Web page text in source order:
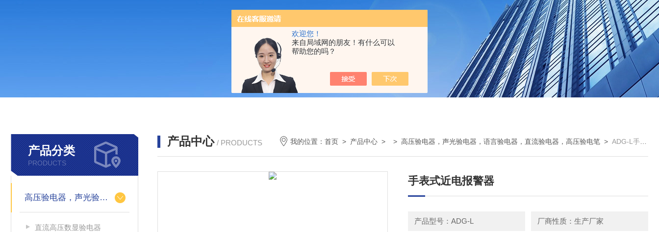
欢迎您！
来自局域网的朋友！有什么可以
帮助您的吗？
产品分类
PRODUCTS
高压验电器，声光验电器，语言验电器，直流验电器，高压验电笔
直流高压数显验电器
产品中心 / PRODUCTS 我的位置：首页 > 产品中心 > >高压验电器，声光验电器，语言验电器，直流验电器，高压验电笔 >ADG-L手表式近电报警器
手表式近电报警器
产品型号：ADG-L 厂商性质：生产厂家